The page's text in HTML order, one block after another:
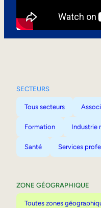
SECTEURS
Tous secteurs
Formation Industrie
Santé Services
ZONE GÉOGRAPHIQUE
Toutes zones